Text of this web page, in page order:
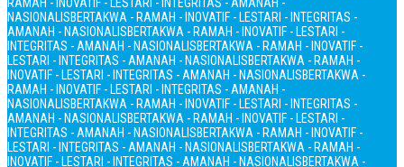
NASIONALISBERTAKWA - RAMAH - INOVATIF - LESTARI - INTEGRITAS -
AMANAH - NASIONALISBERTAKWA - RAMAH - INOVATIF - LESTARI -
INTEGRITAS - AMANAH - NASIONALISBERTAKWA - RAMAH - INOVATIF -
LESTARI - INTEGRITAS - AMANAH - NASIONALISBERTAKWA - RAMAH -
INOVATIF - LESTARI - INTEGRITAS - AMANAH - NASIONALISBERTAKWA -
RAMAH - INOVATIF - LESTARI - INTEGRITAS - AMANAH -
NASIONALISBERTAKWA - RAMAH - INOVATIF - LESTARI - INTEGRITAS -
AMANAH - NASIONALISBERTAKWA - RAMAH - INOVATIF - LESTARI -
INTEGRITAS - AMANAH - NASIONALISBERTAKWA - RAMAH - INOVATIF -
LESTARI - INTEGRITAS - AMANAH - NASIONALISBERTAKWA - RAMAH -
INOVATIF - LESTARI - INTEGRITAS - AMANAH - NASIONALISBERTAKWA -